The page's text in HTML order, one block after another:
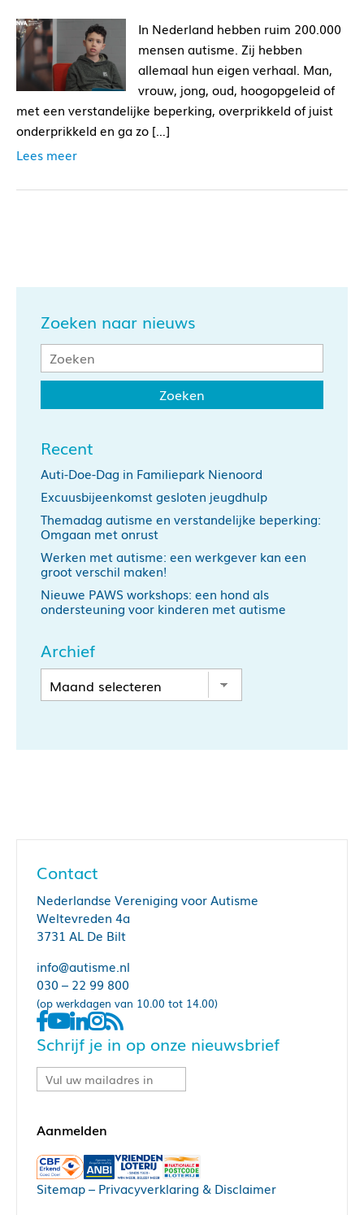
In Nederland hebben ruim 200.000
mensen autisme. Zij hebben
allemaal hun eigen verhaal. Man,
vrouw, jong, oud, hoogopgeleid of
met een verstandelijke beperking, overprikkeld of juist
onderprikkeld en ga zo […]
Lees meer
Zoeken naar nieuws
Recent
Auti-Doe-Dag in Familiepark Nienoord
Excuusbijeenkomst gesloten jeugdhulp
Themadag autisme en verstandelijke beperking:
Omgaan met onrust
Werken met autisme: een werkgever kan een
groot verschil maken!
Nieuwe PAWS workshops: een hond als
ondersteuning voor kinderen met autisme
Archief
Contact
Nederlandse Vereniging voor Autisme
Weltevreden 4a
3731 AL De Bilt
info@autisme.nl
030 – 22 99 800
(op werkdagen van 10.00 tot 14.00)
Schrijf je in op onze nieuwsbrief
Sitemap– Privacyverklaring & Disclaimer